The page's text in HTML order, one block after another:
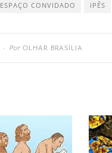
ESPAÇO CONVIDADO IPÊS
• Por OLHAR BRASÍLIA